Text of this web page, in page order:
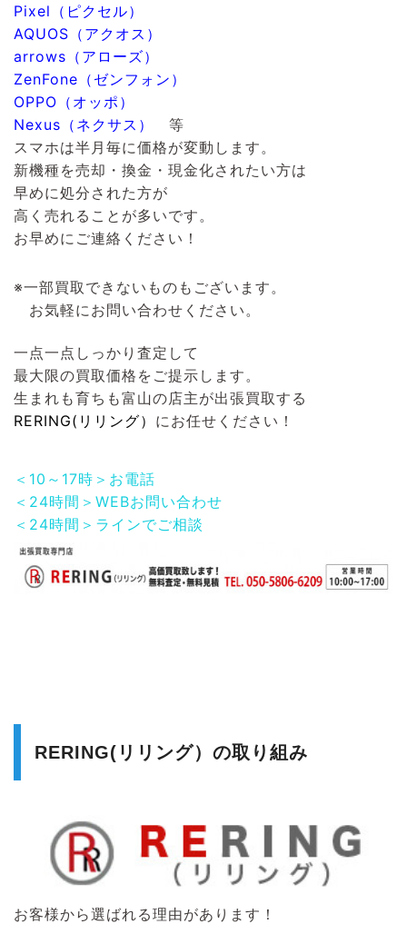
Pixel（ピクセル）
AQUOS（アクオス）
arrows（アローズ）
ZenFone（ゼンフォン）
OPPO（オッポ）
Nexus（ネクサス）
等
スマホは半月毎に価格が変動します。
新機種を売却・換金・現金化されたい方は
早めに処分された方が
高く売れることが多いです。
お早めにご連絡ください！
※一部買取できないものもございます。
お気軽にお問い合わせください。
一点一点しっかり査定して
最大限の買取価格をご提示します。
生まれも育ちも富山の店主が出張買取する
RERING(リリング） にお任せください！
＜10～17時＞お電話
＜24時間＞WEBお問い合わせ
＜24時間＞ラインでご相談
RERING(リリング）の取り組み
お客様から選ばれる理由があります！